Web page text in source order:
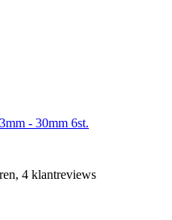
- 30mm 6st.
4 klantreviews